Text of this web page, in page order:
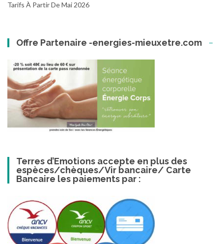
Tarifs À Partir De Mai 2026
Offre Partenaire -energies-mieuxetre.com
Terres d’Emotions accepte en plus des
espèces/chèques/Vir bancaire/ Carte
Bancaire les paiements par :